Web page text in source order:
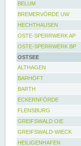
BELUM
BREMERVÖRDE UW
HECHTHAUSEN
OSTE-SPERRWERK AP
OSTE-SPERRWERK BP
OSTSEE
ALTHAGEN
BARHÖFT
BARTH
ECKERNFÖRDE
FLENSBURG
GREIFSWALD OIE
GREIFSWALD-WIECK
HEILIGENHAFEN